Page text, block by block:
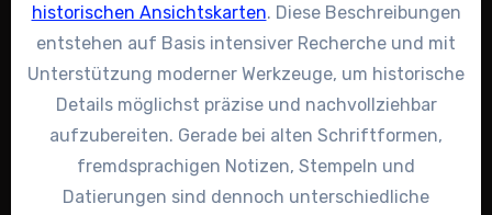
historischen Ansichtskarten. Diese Beschreibungen
entstehen auf Basis intensiver Recherche und mit
Unterstützung moderner Werkzeuge, um historische
Details möglichst präzise und nachvollziehbar
aufzubereiten. Gerade bei alten Schriftformen,
fremdsprachigen Notizen, Stempeln und
Datierungen sind dennoch unterschiedliche